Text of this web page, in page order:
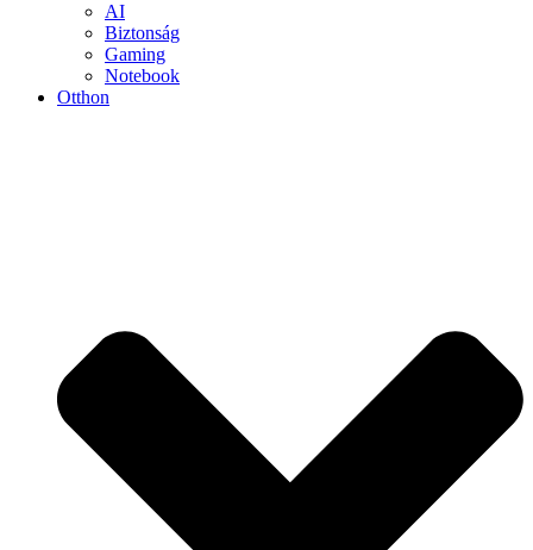
AI
Biztonság
Gaming
Notebook
Otthon